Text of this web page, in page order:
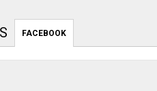
FACEBOOK